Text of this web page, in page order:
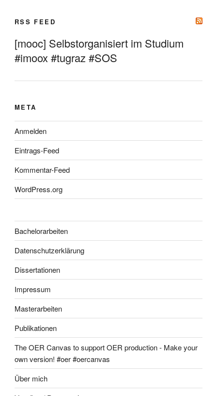
RSS FEED
[mooc] Selbstorganisiert im Studium
#imoox #tugraz #SOS
META
Anmelden
Eintrags-Feed
Kommentar-Feed
WordPress.org
Bachelorarbeiten
Datenschutzerklärung
Dissertationen
Impressum
Masterarbeiten
Publikationen
The OER Canvas to support OER production - Make your
own version! #oer #oercanvas
Über mich